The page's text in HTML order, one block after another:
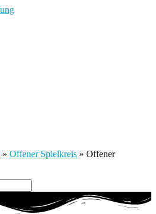
» Offener Spielkreis » Offener